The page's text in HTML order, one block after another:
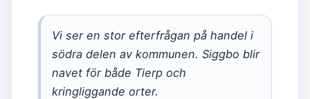
Vi ser en stor efterfrågan på handel i
södra delen av kommunen. Siggbo blir
navet för både Tierp och
kringliggande orter.